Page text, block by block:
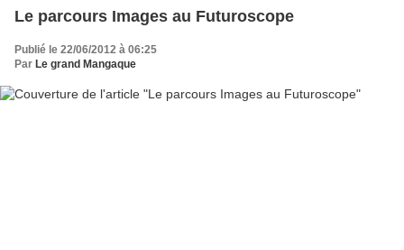
Le parcours Images au Futuroscope
Publié le 22/06/2012 à 06:25
Par Le grand Mangaque